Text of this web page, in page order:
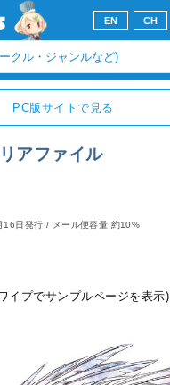
EN CH
PC版サイトで見る
アファイル
16日発行 / メール便容量:約10%
イプでサンプルページを表示)